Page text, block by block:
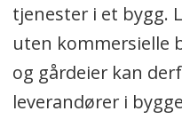
tjenester i et bygg.
uten kommersielle
og gårdeier kan
leverandører i